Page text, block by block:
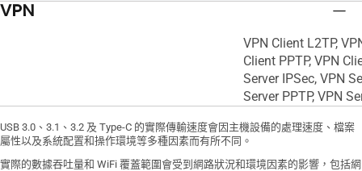
VPN
VPN Client L2TP,
Client PPTP, VPN
Server IPSec, VPN
Server PPTP, VPN
USB 3.0、3.1、3.2 及 Type-C 的實際傳輸速度會因主機設備的處理速度、檔案
屬性以及系統配置和操作環境等多種因素而有所不同。
實際的數據吞吐量和 WiFi 覆蓋範圍會受到網路狀況和環境因素的影響，包括網